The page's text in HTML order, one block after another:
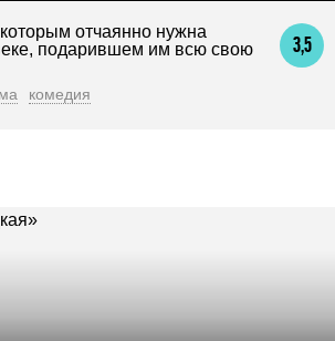
3,5
отчаянно нужна
подарившем им всю свою
комедия